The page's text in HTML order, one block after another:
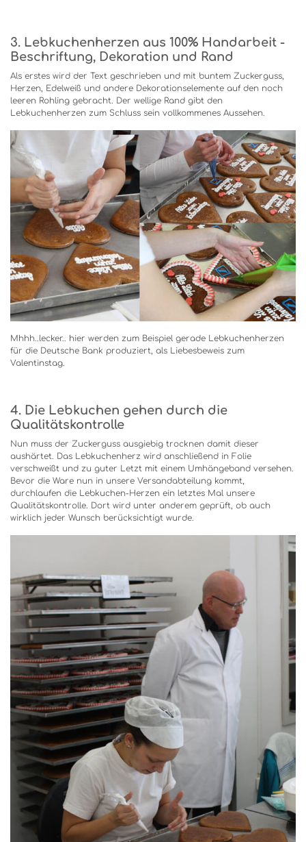
3. Lebkuchenherzen aus 100% Handarbeit -
Beschriftung, Dekoration und Rand
Als erstes wird der Text geschrieben und mit buntem Zuckerguss,
Herzen, Edelweiß und andere Dekorationselemente auf den noch
leeren Rohling gebracht. Der wellige Rand gibt den
Lebkuchenherzen zum Schluss sein vollkommenes Aussehen.
Mhhh..lecker.. hier werden zum Beispiel gerade Lebkuchenherzen
für die Deutsche Bank produziert, als Liebesbeweis zum
Valentinstag.
4. Die Lebkuchen gehen durch die
Qualitätskontrolle
Nun muss der Zuckerguss ausgiebig trocknen damit dieser
aushärtet. Das Lebkuchenherz wird anschließend in Folie
verschweißt und zu guter Letzt mit einem Umhängeband versehen.
Bevor die Ware nun in unsere Versandabteilung kommt,
durchlaufen die Lebkuchen-Herzen ein letztes Mal unsere
Qualitätskontrolle. Dort wird unter anderem geprüft, ob auch
wirklich jeder Wunsch berücksichtigt wurde.